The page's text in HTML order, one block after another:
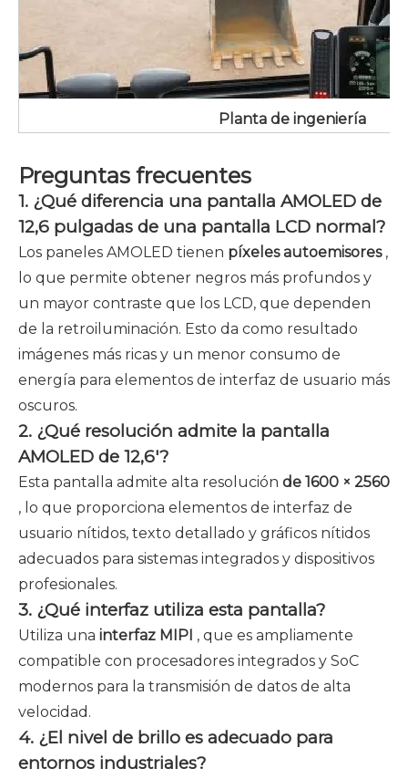
Planta de ingeniería
Preguntas frecuentes
1. ¿Qué diferencia una pantalla AMOLED de
12,6 pulgadas de una pantalla LCD normal?
Los paneles AMOLED tienen píxeles autoemisores ,
lo que permite obtener negros más profundos y
un mayor contraste que los LCD, que dependen
de la retroiluminación. Esto da como resultado
imágenes más ricas y un menor consumo de
energía para elementos de interfaz de usuario más
oscuros.
2. ¿Qué resolución admite la pantalla
AMOLED de 12,6'?
Esta pantalla admite alta resolución de 1600 × 2560
, lo que proporciona elementos de interfaz de
usuario nítidos, texto detallado y gráficos nítidos
adecuados para sistemas integrados y dispositivos
profesionales.
3. ¿Qué interfaz utiliza esta pantalla?
Utiliza una interfaz MIPI , que es ampliamente
compatible con procesadores integrados y SoC
modernos para la transmisión de datos de alta
velocidad.
4. ¿El nivel de brillo es adecuado para
entornos industriales?